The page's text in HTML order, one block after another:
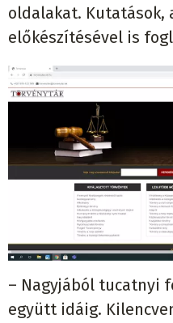
oldalakat. Kutatások,
előkészítésével is
– Nagyjából tucatnyi
együtt idáig.